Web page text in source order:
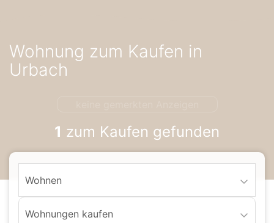
zur
Navigation
zum
Wohnung zum Kaufen in
Urbach
1 zum Kaufen gefunden
Wohnen
Wohnungen kaufen